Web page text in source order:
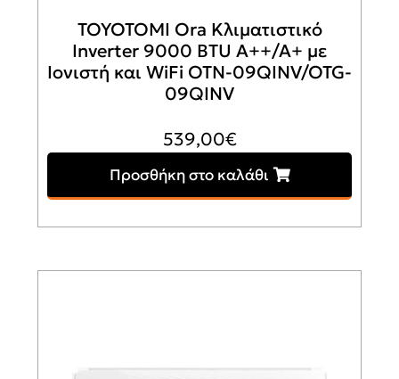
TOYOTOMI Ora Κλιματιστικό
Inverter 9000 BTU A++/A+ με
Ιονιστή και WiFi OTN-09QINV/OTG-
09QINV
539,00€
Προσθήκη στο καλάθι